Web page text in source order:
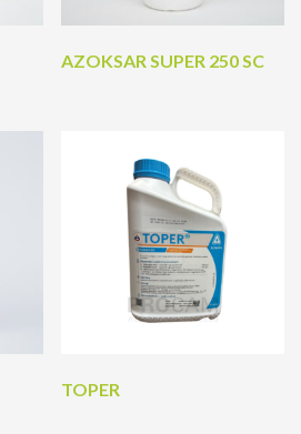
AZOKSAR SUPER 250 SC
TOPER